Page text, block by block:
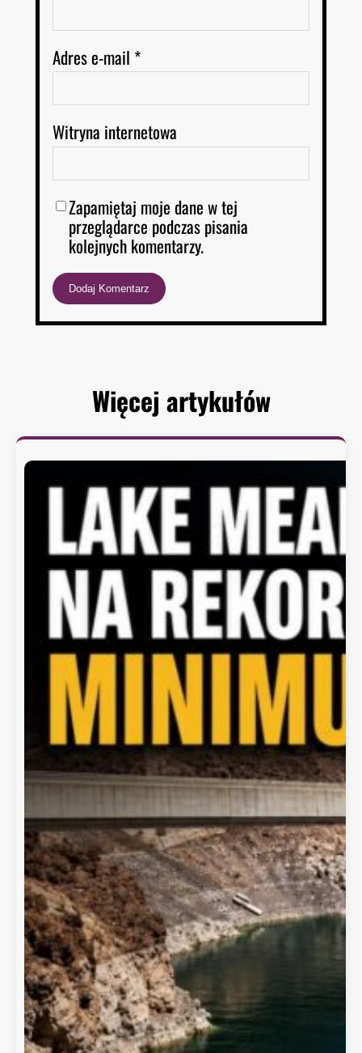
Adres e-mail *
Witryna internetowa
Zapamiętaj moje dane w tej
przeglądarce podczas pisania
kolejnych komentarzy.
Więcej artykułów